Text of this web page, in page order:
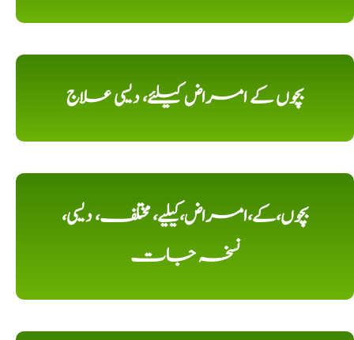
بچوں کے امراض کیلئے، دیسی علاج
بچوں،کے،امراض،کیلیے، مختلف، دیسی،
نسخہ جات